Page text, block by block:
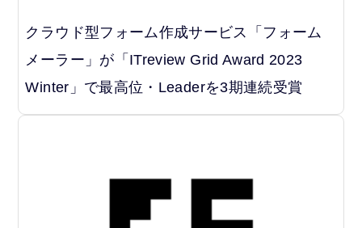
クラウド型フォーム作成サービス「フォーム
メーラー」が「ITreview Grid Award 2023
Winter」で最高位・Leaderを3期連続受賞